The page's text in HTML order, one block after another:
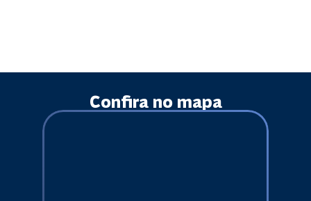
Confira no mapa